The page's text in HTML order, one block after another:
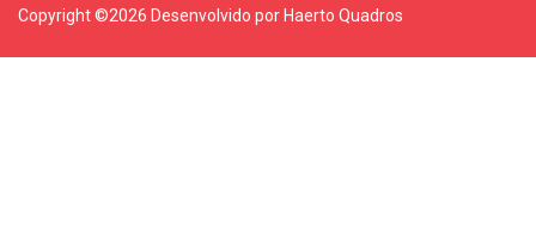
Copyright ©2026 Desenvolvido por Haerto Quadros